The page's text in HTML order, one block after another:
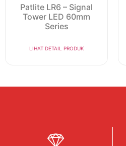
Patlite LR6 – Signal
Tower LED 60mm
Series
LIHAT DETAIL PRODUK